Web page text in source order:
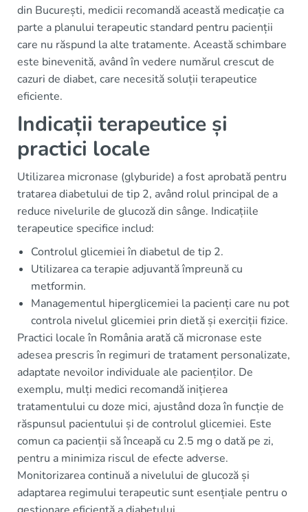
din București, medicii recomandă această medicație ca
parte a planului terapeutic standard pentru pacienții
care nu răspund la alte tratamente. Această schimbare
este binevenită, având în vedere numărul crescut de
cazuri de diabet, care necesită soluții terapeutice
eficiente.
Indicații terapeutice și
practici locale
Utilizarea micronase (glyburide) a fost aprobată pentru
tratarea diabetului de tip 2, având rolul principal de a
reduce nivelurile de glucoză din sânge. Indicațiile
terapeutice specifice includ:
Controlul glicemiei în diabetul de tip 2.
Utilizarea ca terapie adjuvantă împreună cu
metformin.
Managementul hiperglicemiei la pacienți care nu pot
controla nivelul glicemiei prin dietă și exerciții fizice.
Practici locale în România arată că micronase este
adesea prescris în regimuri de tratament personalizate,
adaptate nevoilor individuale ale pacienților. De
exemplu, mulți medici recomandă inițierea
tratamentului cu doze mici, ajustând doza în funcție de
răspunsul pacientului și de controlul glicemiei. Este
comun ca pacienții să înceapă cu 2.5 mg o dată pe zi,
pentru a minimiza riscul de efecte adverse.
Monitorizarea continuă a nivelului de glucoză și
adaptarea regimului terapeutic sunt esențiale pentru o